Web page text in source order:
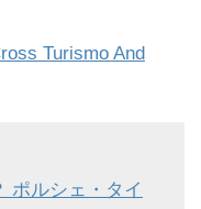
Turismo And
ポルシェ・タイ